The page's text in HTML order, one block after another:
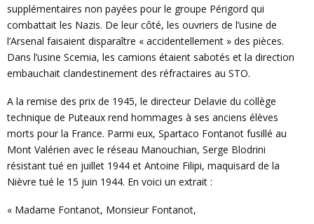
supplémentaires non payées pour le groupe Périgord qui
combattait les Nazis. De leur côté, les ouvriers de l’usine de
l’Arsenal faisaient disparaître « accidentellement » des pièces.
Dans l’usine Scemia, les camions étaient sabotés et la direction
embauchait clandestinement des réfractaires au STO.
A la remise des prix de 1945, le directeur Delavie du collège
technique de Puteaux rend hommages à ses anciens élèves
morts pour la France. Parmi eux, Spartaco Fontanot fusillé au
Mont Valérien avec le réseau Manouchian, Serge Blodrini
résistant tué en juillet 1944 et Antoine Filipi, maquisard de la
Nièvre tué le 15 juin 1944. En voici un extrait :
« Madame Fontanot, Monsieur Fontanot,